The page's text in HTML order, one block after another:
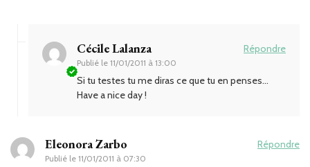
Cécile Lalanza
Publié le 11/01/2011 à 13:00
Répondre
Si tu testes tu me diras ce que tu en penses…
Have a nice day !
Eleonora Zarbo
Publié le 11/01/2011 à 07:30
Répondre